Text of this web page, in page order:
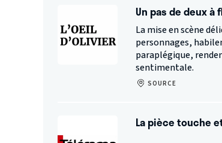
Un pas de deux à
La mise en scène
personnages,
paraplégique,
sentimentale.
SOURCE
La pièce touche